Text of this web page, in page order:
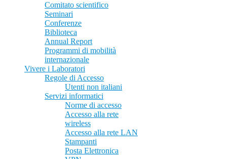
Comitato scientifico
Seminari
Conferenze
Biblioteca
Annual Report
Programmi di mobilità
internazionale
Vivere i Laboratori
Regole di Accesso
Utenti non italiani
Servizi informatici
Norme di accesso
Accesso alla rete
wireless
Accesso alla rete LAN
Stampanti
Posta Elettronica